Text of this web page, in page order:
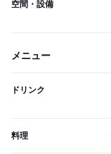
空間・設備
メニュー
ドリンク
料理